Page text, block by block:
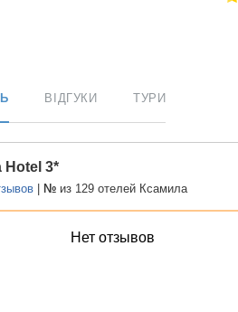
ВІДГУКИ ТУРИ